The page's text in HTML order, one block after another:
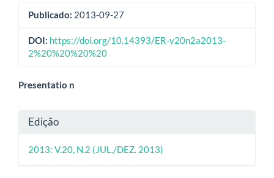
Publicado: 2013-09-27
DOI: https://doi.org/10.14393/ER-v20n2a2013-
2%20%20%20%20
Conteúdo
artigo
principal
Presentatio n
Detalhes
do
Edição
2013: V.20, N.2 (JUL./DEZ. 2013)